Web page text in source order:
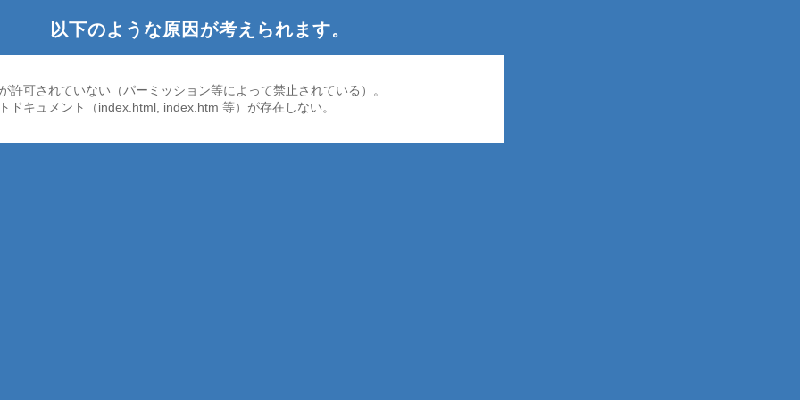
以下のような原因が考えられます。
許可されていない（パーミッション等によって禁止されている）。
ドキュメント（index.html, index.htm 等）が存在しない。